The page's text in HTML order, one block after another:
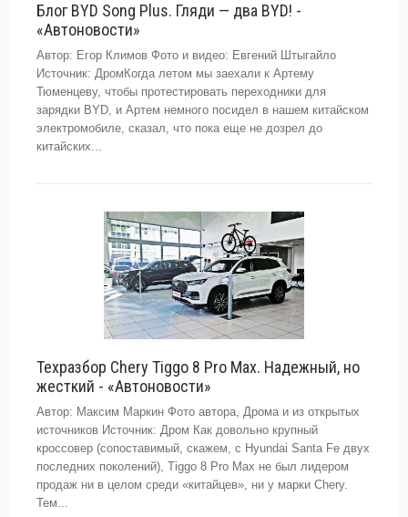
Блог BYD Song Plus. Гляди — два BYD! -
«Автоновости»
Автор: Егор Климов Фото и видео: Евгений Штыгайло
Источник: ДромКогда летом мы заехали к Артему
Тюменцеву, чтобы протестировать переходники для
зарядки BYD, и Артем немного посидел в нашем китайском
электромобиле, сказал, что пока еще не дозрел до
китайских...
Техразбор Chery Tiggo 8 Pro Max. Надежный, но
жесткий - «Автоновости»
Автор: Максим Маркин Фото автора, Дрома и из открытых
источников Источник: Дром Как довольно крупный
кроссовер (сопоставимый, скажем, с Hyundai Santa Fe двух
последних поколений), Tiggo 8 Pro Max не был лидером
продаж ни в целом среди «китайцев», ни у марки Chery.
Тем...